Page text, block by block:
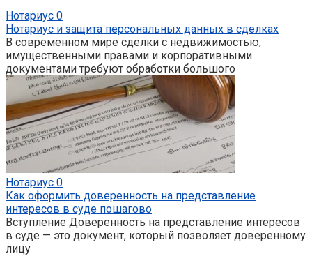
Нотариус 0
Нотариус и защита персональных данных в сделках
В современном мире сделки с недвижимостью,
имущественными правами и корпоративными
документами требуют обработки большого
Нотариус 0
Как оформить доверенность на представление
интересов в суде пошагово
Вступление Доверенность на представление интересов
в суде — это документ, который позволяет доверенному
лицу